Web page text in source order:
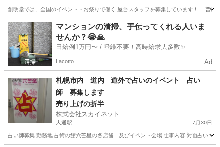
創明堂では、全国のイベント・お祭りで働く 屋台スタッフを募集しています！ 「普
北海道 札幌市 新札幌駅 その他 スタッフ
マンションの清掃、手伝ってくれる人いま
せんか？😭🙏
日給例1万円〜 / 登録不要！高時給求人多数✨
Lacotto Ad
札幌市内 道内 道外で占いのイベント 占い
師 募集します
売り上げの折半
株式会社スカイネット
大通駅 7月30日
占い師募集 勤務地 占術の館六芒星の各店舗 及びイベント会場 仕事内容 対面占い・